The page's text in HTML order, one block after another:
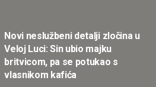
Novi neslužbeni detalji zločina u
Veloj Luci: Sin ubio majku
britvicom, pa se potukao s
vlasnikom kafića